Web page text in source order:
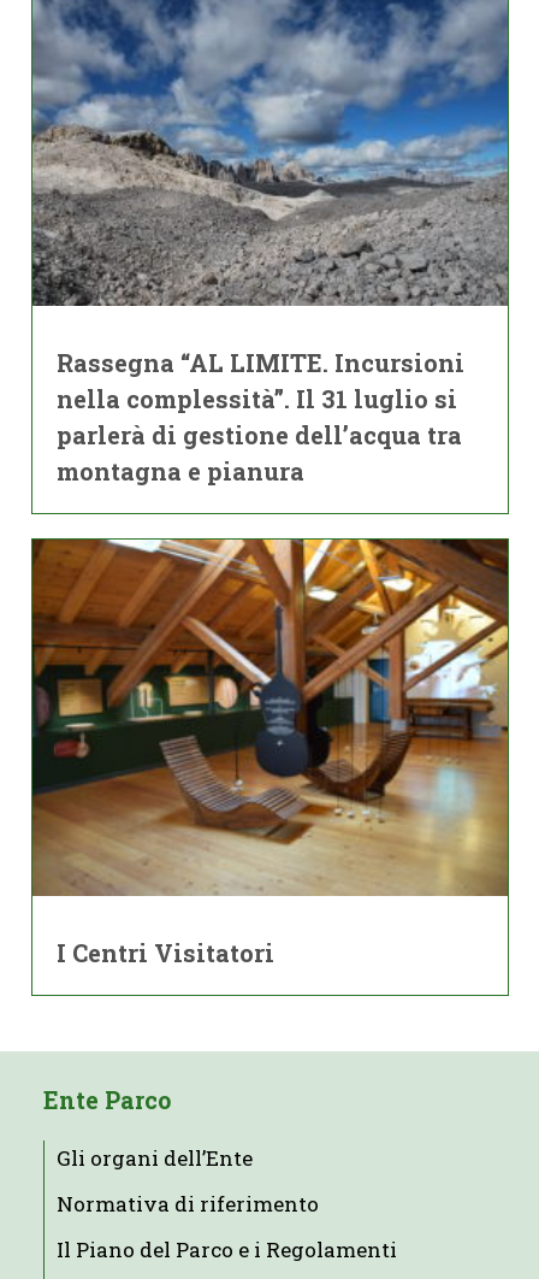
Rassegna “AL LIMITE. Incursioni
nella complessità”. Il 31 luglio si
parlerà di gestione dell’acqua tra
montagna e pianura
I Centri Visitatori
Ente Parco
Gli organi dell’Ente
Normativa di riferimento
Il Piano del Parco e i Regolamenti